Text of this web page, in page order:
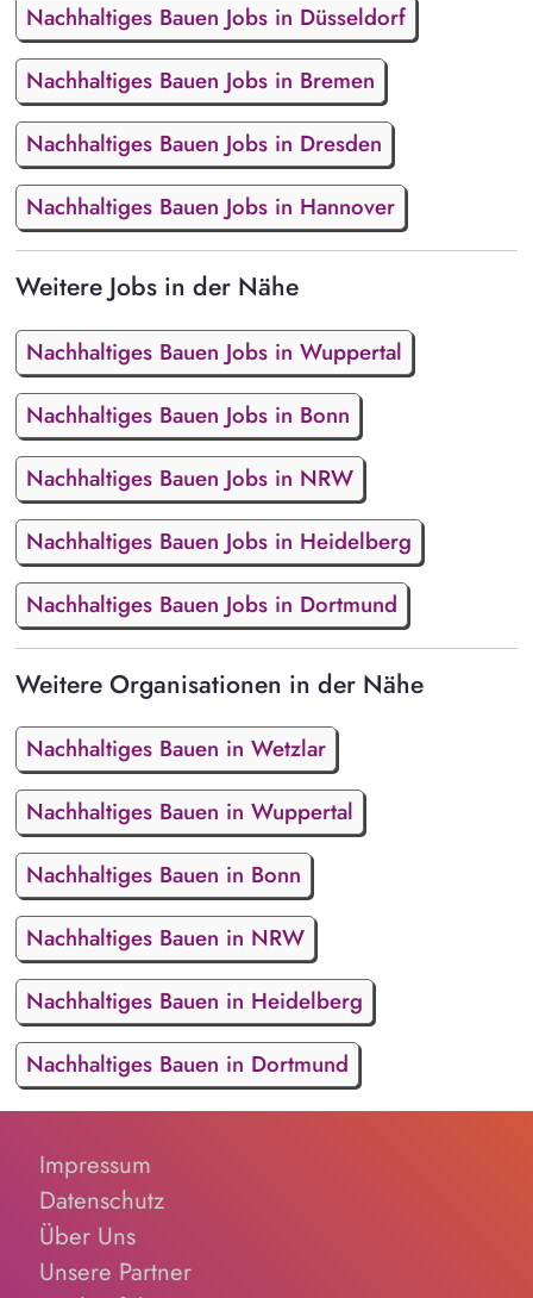
Nachhaltiges Bauen Jobs in Düsseldorf
Nachhaltiges Bauen Jobs in Bremen
Nachhaltiges Bauen Jobs in Dresden
Nachhaltiges Bauen Jobs in Hannover
Weitere Jobs in der Nähe
Nachhaltiges Bauen Jobs in Wuppertal
Nachhaltiges Bauen Jobs in Bonn
Nachhaltiges Bauen Jobs in NRW
Nachhaltiges Bauen Jobs in Heidelberg
Nachhaltiges Bauen Jobs in Dortmund
Weitere Organisationen in der Nähe
Nachhaltiges Bauen in Wetzlar
Nachhaltiges Bauen in Wuppertal
Nachhaltiges Bauen in Bonn
Nachhaltiges Bauen in NRW
Nachhaltiges Bauen in Heidelberg
Nachhaltiges Bauen in Dortmund
Impressum
Datenschutz
Über Uns
Unsere Partner